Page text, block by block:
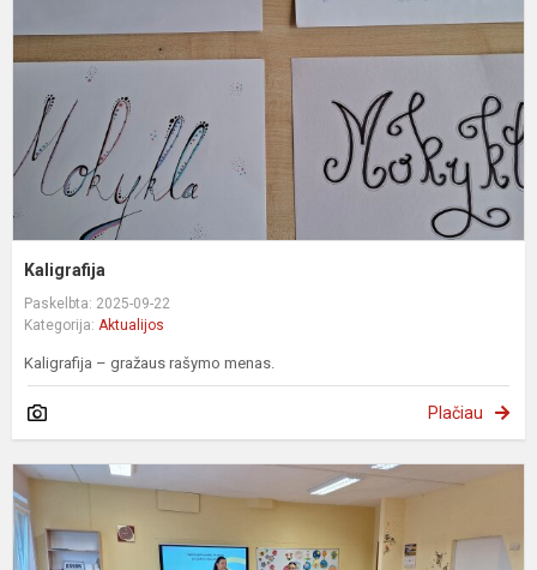
Kaligrafija
Paskelbta: 2025-09-22
Kategorija: Aktualijos
Kaligrafija – gražaus rašymo menas.
Plačiau